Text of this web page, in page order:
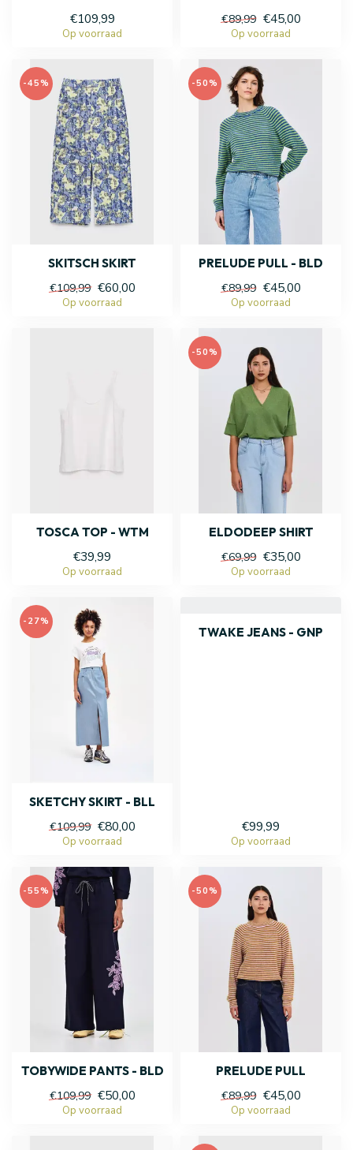
€109,99
Op voorraad
€89,99 €45,00
Op voorraad
-45%
SKITSCH SKIRT
€109,99 €60,00
Op voorraad
-50%
PRELUDE PULL - BLD
€89,99 €45,00
Op voorraad
TOSCA TOP - WTM
€39,99
Op voorraad
-50%
ELDODEEP SHIRT
€69,99 €35,00
Op voorraad
-27%
SKETCHY SKIRT - BLL
€109,99 €80,00
Op voorraad
TWAKE JEANS - GNP
€99,99
Op voorraad
-55%
TOBYWIDE PANTS - BLD
€109,99 €50,00
Op voorraad
-50%
PRELUDE PULL
€89,99 €45,00
Op voorraad